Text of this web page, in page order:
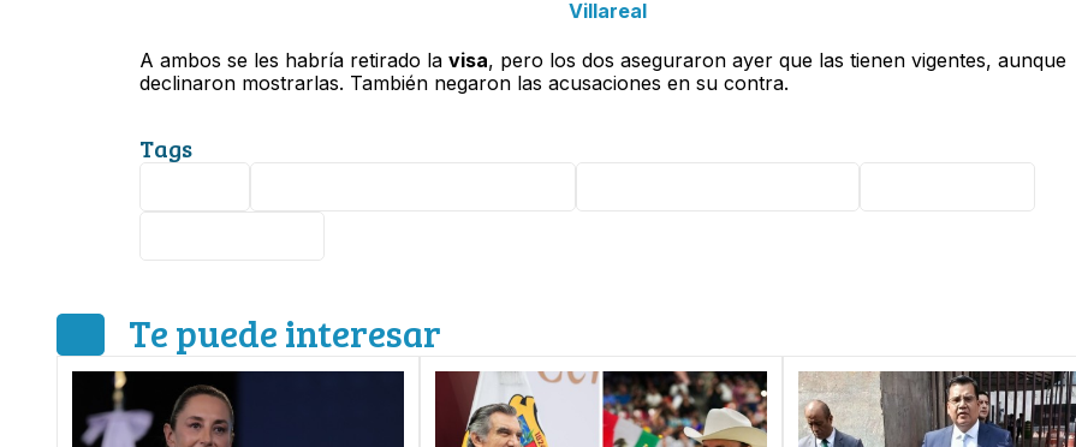
Villareal
A ambos se les habría retirado la visa, pero los dos aseguraron ayer que las tienen vigentes, aunque
declinaron mostrarlas. También negaron las acusaciones en su contra.
Tags
Te puede interesar